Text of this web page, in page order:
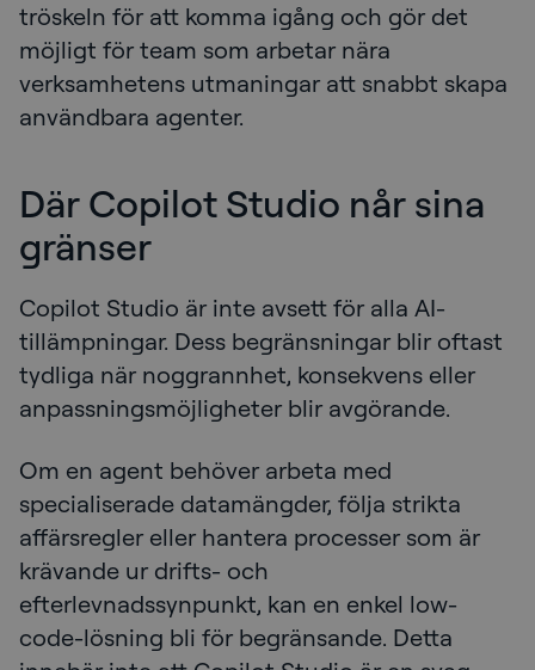
tröskeln för att komma igång och gör det
möjligt för team som arbetar nära
verksamhetens utmaningar att snabbt skapa
användbara agenter.
Där Copilot Studio når sina
gränser
Copilot Studio är inte avsett för alla AI-
tillämpningar. Dess begränsningar blir oftast
tydliga när noggrannhet, konsekvens eller
anpassningsmöjligheter blir avgörande.
Om en agent behöver arbeta med
specialiserade datamängder, följa strikta
affärsregler eller hantera processer som är
krävande ur drifts- och
efterlevnadssynpunkt, kan en enkel low-
code-lösning bli för begränsande. Detta